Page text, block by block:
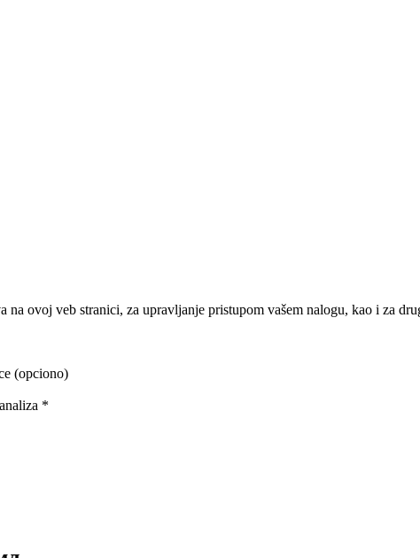
ovoj veb stranici, za upravljanje pristupom vašem nalogu, kao i za
(opciono)
*